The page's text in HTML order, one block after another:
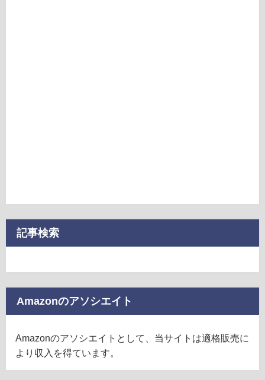
記事検索
Amazonのアソシエイト
Amazonのアソシエイトとして、当サイトは適格販売に
より収入を得ています。